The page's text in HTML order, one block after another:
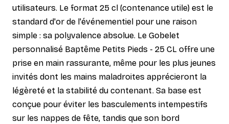
utilisateurs. Le format 25 cl (contenance utile) est le
standard d'or de l'événementiel pour une raison
simple : sa polyvalence absolue. Le Gobelet
personnalisé Baptême Petits Pieds - 25 CL offre une
prise en main rassurante, même pour les plus jeunes
invités dont les mains maladroites apprécieront la
légèreté et la stabilité du contenant. Sa base est
conçue pour éviter les basculements intempestifs
sur les nappes de fête, tandis que son bord